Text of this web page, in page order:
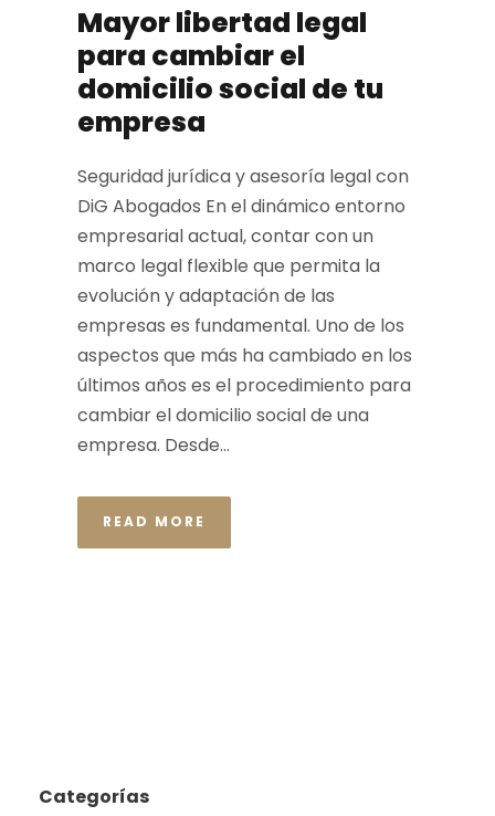
Mayor libertad legal
para cambiar el
domicilio social de tu
empresa
Seguridad jurídica y asesoría legal con
DiG Abogados En el dinámico entorno
empresarial actual, contar con un
marco legal flexible que permita la
evolución y adaptación de las
empresas es fundamental. Uno de los
aspectos que más ha cambiado en los
últimos años es el procedimiento para
cambiar el domicilio social de una
empresa. Desde...
READ MORE
Categorías